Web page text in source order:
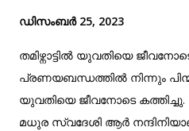
ഡിസംബർ 25, 2023
തമിഴ്നാട്ടിൽ യുവതിയെ
പ്രണയബന്ധത്തിൽ നിന്നും
യുവതിയെ ജീവനോടെ കത്തിച്ചു.
മധുര സ്വദേശി ആർ